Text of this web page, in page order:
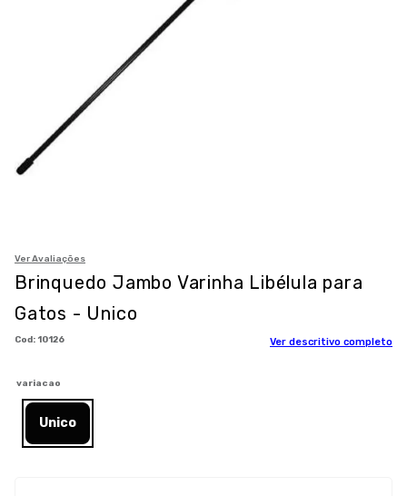
Ver Avaliações
Brinquedo Jambo Varinha Libélula para
Gatos - Unico
: 10126 Ver descritivo completo
variacao
Unico
petisco caes
9º